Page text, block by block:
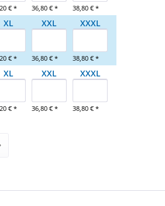
€ * 36,80 € * 38,80 € *
XL
€ *
XXL
36,80 € *
XXXL
38,80 € *
XL
€ *
XXL
36,80 € *
XXXL
38,80 € *